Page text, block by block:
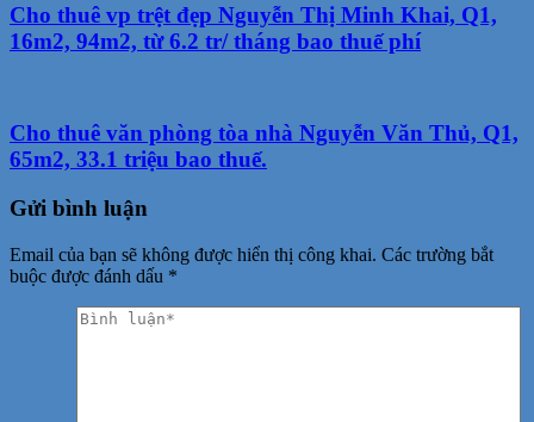
Cho thuê vp trệt đẹp Nguyễn Thị Minh Khai, Q1,
16m2, 94m2, từ 6.2 tr/ tháng bao thuế phí
Cho thuê văn phòng tòa nhà Nguyễn Văn Thủ, Q1,
65m2, 33.1 triệu bao thuế.
Gửi bình luận
Email của bạn sẽ không được hiển thị công khai. Các trường bắt
buộc được đánh dấu *